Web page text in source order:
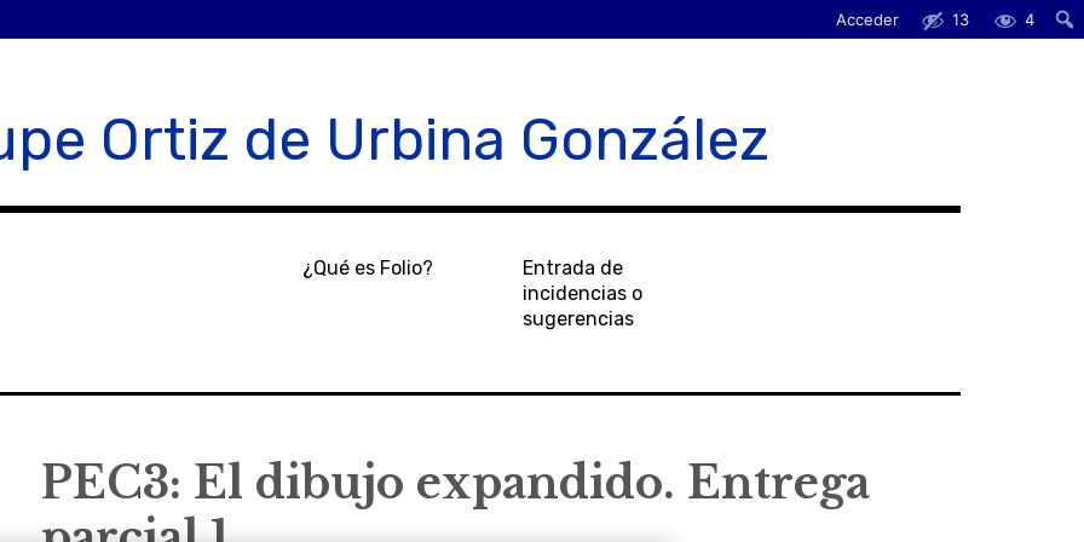
Ortiz de Urbina González
¿Qué es Folio?
Entrada de
incidencias o
sugerencias
PEC3: El dibujo expandido. Entrega
Acceder 13 4